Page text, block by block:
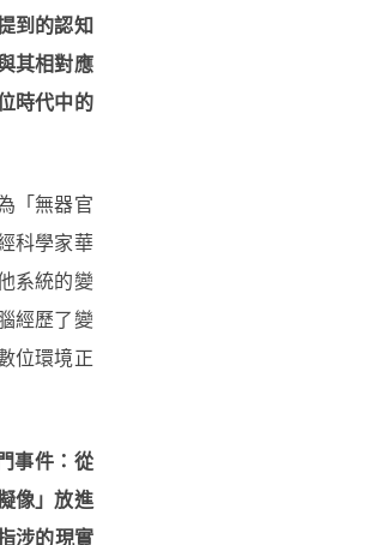
到的認知
其相對應
時代中的
「無器官
科學家華
系統的變
經歷了變
位環境正
事件：從
像」放進
涉的現實